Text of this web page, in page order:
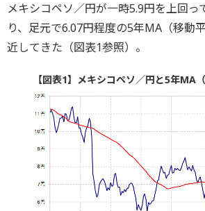
メキシコペソ／円が一時5.9円を上回っ
り、足元で6.07円程度の5年MA（移動
近してきた（図表1参照）。
【図表1】メキシコペソ／円と5年MA